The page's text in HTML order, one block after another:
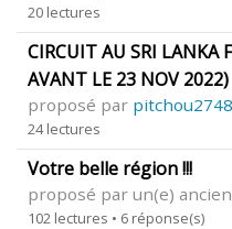
20 lectures
CIRCUIT AU SRI LANKA
AVANT LE 23 NOV 2022)
proposé par pitchou2748
24 lectures
Votre belle région !!!
proposé par un(e)
102 lectures • 6 réponse(s)